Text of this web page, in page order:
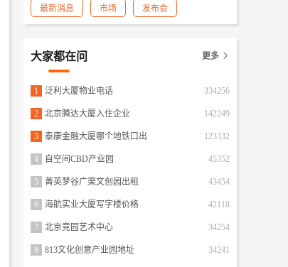
最新消息 市场 发布会
大家都在问 更多 
1 泛利大厦物业电话 334256
2 北京腾达大厦入住企业 142249
3 泰康金融大厦哪个地铁口出 123332
4 自空间CBD产业园 45352
5 菁英梦谷广渠文创园出租 43454
6 海航实业大厦写字楼价格 42118
7 北京竞园艺术中心 34254
8 813文化创意产业园地址 34241